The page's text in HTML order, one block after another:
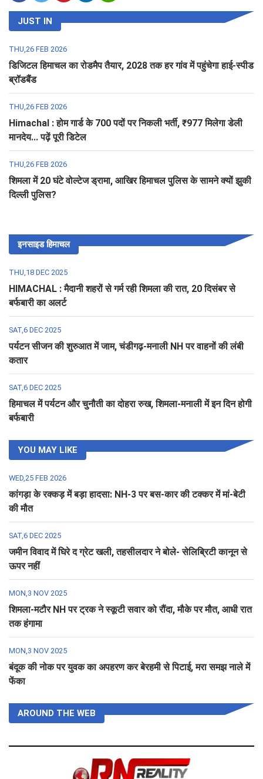
JUST IN
THU,26 FEB 2026
डिजिटल हिमाचल का रोडमैप तैयार, 2028 तक हर गांव में पहुंचेगा हाई-स्पीड
ब्रॉडबैंड
THU,26 FEB 2026
Himachal : होम गार्ड के 700 पदों पर निकली भर्ती, ₹977 मिलेगा डेली
मानदेय... पढ़ें पूरी डिटेल
THU,26 FEB 2026
शिमला में 20 घंटे वोल्टेज ड्रामा, आखिर हिमाचल पुलिस के सामने क्यों झुकी
दिल्ली पुलिस?
इनसाइड हिमाचल
THU,18 DEC 2025
HIMACHAL : मैदानी शहरों से गर्म रही शिमला की रात, 20 दिसंबर से
बर्फबारी का अलर्ट
SAT,6 DEC 2025
पर्यटन सीजन की शुरुआत में जाम, चंडीगढ़-मनाली NH पर वाहनों की लंबी
कतार
SAT,6 DEC 2025
हिमाचल में पर्यटन और चुनौती का दोहरा रुख, शिमला-मनाली में इन दिन होगी
बर्फबारी
YOU MAY LIKE
WED,25 FEB 2026
कांगड़ा के रक्कड़ में बड़ा हादसा: NH-3 पर बस-कार की टक्कर में मां-बेटी
की मौत
SAT,6 DEC 2025
जमीन विवाद में घिरे द ग्रेट खली, तहसीलदार ने बोले- सेलिब्रिटी कानून से
ऊपर नहीं
MON,3 NOV 2025
शिमला-मटौर NH पर ट्रक ने स्कूटी सवार को रौंदा, मौके पर मौत, आधी रात
तक हंगामा
MON,3 NOV 2025
बंदूक की नोक पर युवक का अपहरण कर बेरहमी से पिटाई, मरा समझ नाले में
फेंका
AROUND THE WEB